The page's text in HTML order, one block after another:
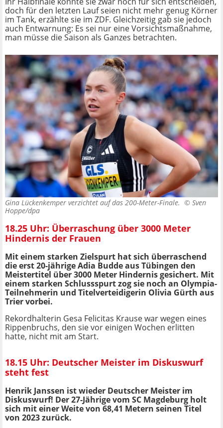
doch für den letzten Lauf seien nicht mehr genug Körner
im Tank, erzählte sie im ZDF. Gleichzeitig gab sie jedoch
auch Entwarnung: Es sei nur eine Vorsichtsmaßnahme,
man müsse die Saison als Ganzes betrachten.
Gina Lückenkemper verzichtet auf das 200-Meter-Finale. © Sven
Hoppe/dpa
18.25 Uhr: Überraschung über 3000 Meter
Hindernis der Frauen
Mit einem starken Zielspurt hat sich überraschend
die erst 20-jährige Adia Budde aus Tübingen den
Meistertitel über 3000 Meter Hindernis gesichert. Mit
einem starken Schlussspurt zog sie noch an Olympia-
Teilnehmerin und Titelverteidigerin Olivia Gürth aus
Trier vorbei.
Rekordhalterin Gesa Felicitas Krause war wegen eines
Rippenbruchs, den sie vor einigen Wochen erlitten
hatte, nicht mit am Start.
18.15 Uhr: Deutscher Meister im Diskuswurf
steht fest
Henrik Janssen ist wieder Deutscher Meister im
Diskuswurf! Der 27-Jährige vom SC Magdeburg holt
sich mit einer Weite von 68,41 Metern seinen Titel
von 2023 zurück.